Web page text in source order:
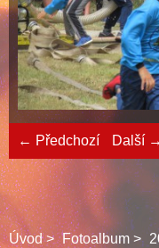
← Předchozí Další →
Úvod Fotoalbum